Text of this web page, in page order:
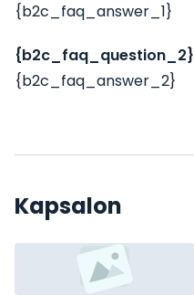
{b2c_faq_answer_1}
{b2c_faq_question_2}
{b2c_faq_answer_2}
Kapsalon